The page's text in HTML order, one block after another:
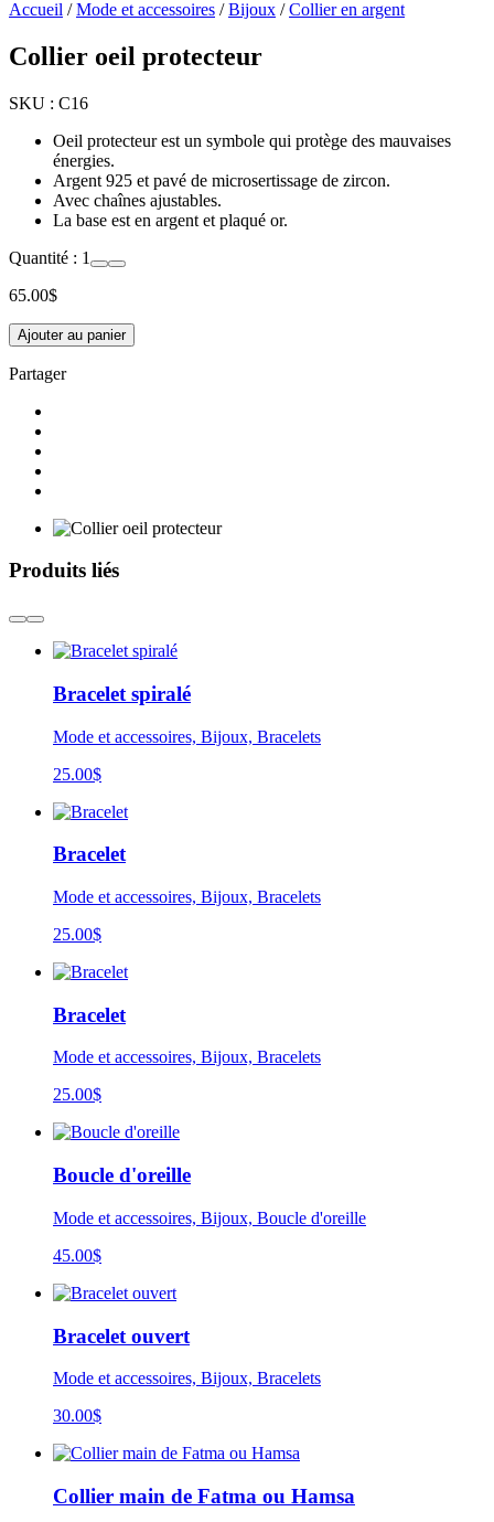
Accueil /Mode et accessoires /Bijoux /Collier en argent
Collier oeil protecteur
SKU : C16
Oeil protecteur est un symbole qui protège des mauvaises
énergies.
Argent 925 et pavé de microsertissage de zircon.
Avec chaînes ajustables.
La base est en argent et plaqué or.
Quantité : 1
65.00$
Ajouter au panier
Partager
Produits liés
Bracelet spiralé
Mode et accessoires, Bijoux, Bracelets
25.00$
Bracelet
Mode et accessoires, Bijoux, Bracelets
25.00$
Bracelet
Mode et accessoires, Bijoux, Bracelets
25.00$
Boucle d'oreille
Mode et accessoires, Bijoux, Boucle d'oreille
45.00$
Bracelet ouvert
Mode et accessoires, Bijoux, Bracelets
30.00$
Collier main de Fatma ou Hamsa